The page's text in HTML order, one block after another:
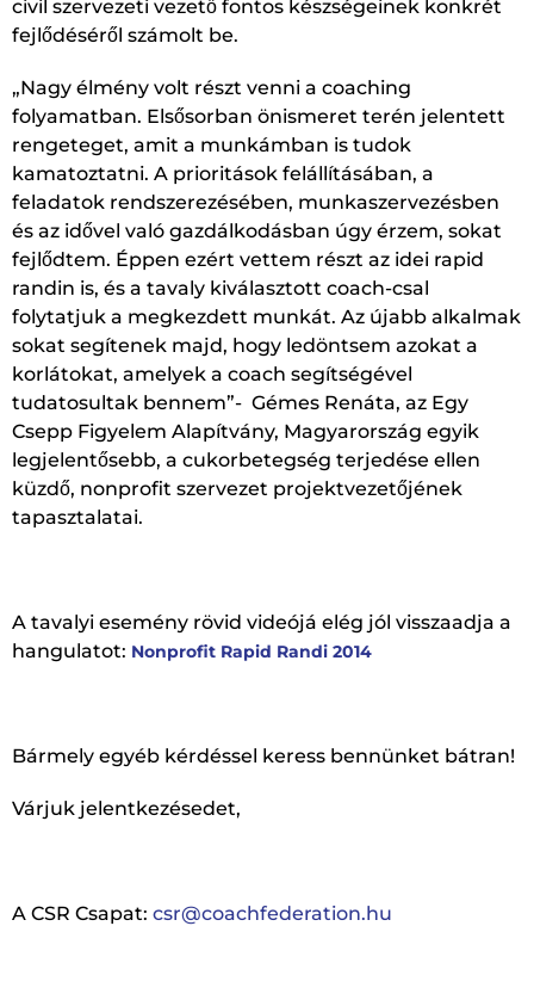
civil szervezeti vezető fontos készségeinek konkrét
fejlődéséről számolt be.
„Nagy élmény volt részt venni a coaching
folyamatban. Elsősorban önismeret terén jelentett
rengeteget, amit a munkámban is tudok
kamatoztatni. A prioritások felállításában, a
feladatok rendszerezésében, munkaszervezésben
és az idővel való gazdálkodásban úgy érzem, sokat
fejlődtem. Éppen ezért vettem részt az idei rapid
randin is, és a tavaly kiválasztott coach-csal
folytatjuk a megkezdett munkát. Az újabb alkalmak
sokat segítenek majd, hogy ledöntsem azokat a
korlátokat, amelyek a coach segítségével
tudatosultak bennem”- Gémes Renáta, az Egy
Csepp Figyelem Alapítvány, Magyarország egyik
legjelentősebb, a cukorbetegség terjedése ellen
küzdő, nonprofit szervezet projektvezetőjének
tapasztalatai.
A tavalyi esemény rövid videójá elég jól visszaadja a
hangulatot: Nonprofit Rapid Randi 2014
Bármely egyéb kérdéssel keress bennünket bátran!
Várjuk jelentkezésedet,
A CSR Csapat: csr@coachfederation.hu